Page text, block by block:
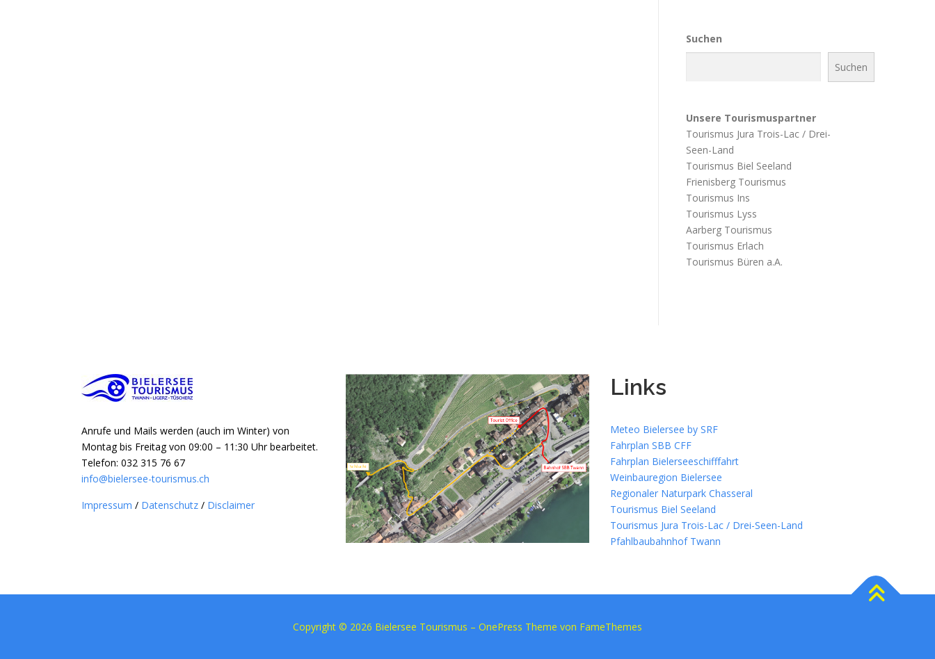
Suchen
Suchen
Unsere Tourismuspartner
Tourismus Jura Trois-Lac / Drei-
Seen-Land
Tourismus Biel Seeland
Frienisberg Tourismus
Tourismus Ins
Tourismus Lyss
Aarberg Tourismus
Tourismus Erlach
Tourismus Büren a.A.
Anrufe und Mails werden (auch im Winter) von
Montag bis Freitag von 09:00 – 11:30 Uhr bearbeitet.
Telefon: 032 315 76 67
info@bielersee-tourismus.ch
Impressum / Datenschutz / Disclaimer
Links
Meteo Bielersee by SRF
Fahrplan SBB CFF
Fahrplan Bielerseeschifffahrt
Weinbauregion Bielersee
Regionaler Naturpark Chasseral
Tourismus Biel Seeland
Tourismus Jura Trois-Lac / Drei-Seen-Land
Pfahlbaubahnhof Twann
Copyright © 2026 Bielersee Tourismus – OnePress Theme von FameThemes